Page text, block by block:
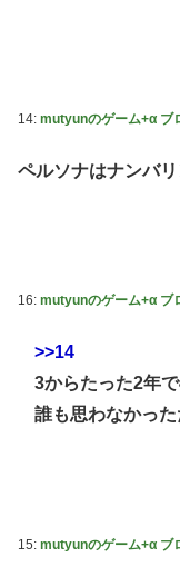
14: mutyunのゲーム+α ブ
ペルソナはナンバ
16: mutyunのゲーム+α ブ
>>14
3からたった2年
誰も思わなかっ
15: mutyunのゲーム+α ブ